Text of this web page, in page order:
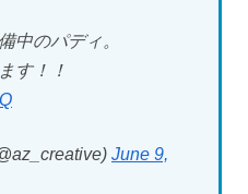
中のパディ。
す！！
June 9,